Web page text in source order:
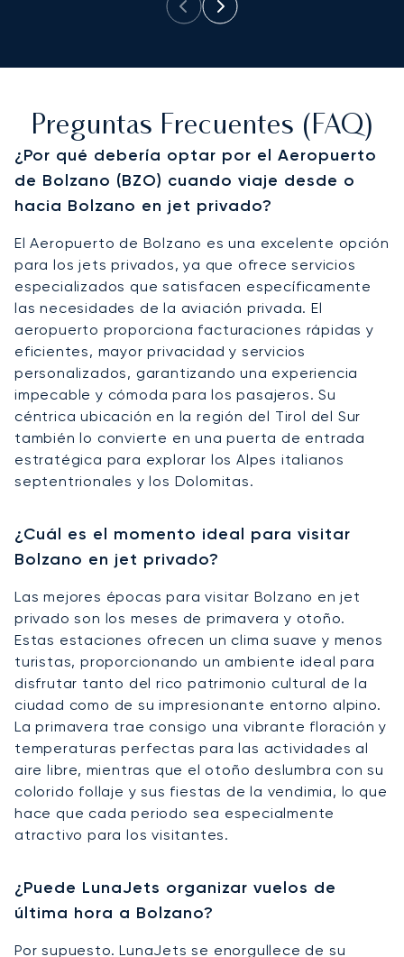
Preguntas Frecuentes (FAQ)
¿Por qué debería optar por el Aeropuerto
de Bolzano (BZO) cuando viaje desde o
hacia Bolzano en jet privado?
El Aeropuerto de Bolzano es una excelente opción
para los jets privados, ya que ofrece servicios
especializados que satisfacen específicamente
las necesidades de la aviación privada. El
aeropuerto proporciona facturaciones rápidas y
eficientes, mayor privacidad y servicios
personalizados, garantizando una experiencia
impecable y cómoda para los pasajeros. Su
céntrica ubicación en la región del Tirol del Sur
también lo convierte en una puerta de entrada
estratégica para explorar los Alpes italianos
septentrionales y los Dolomitas.
¿Cuál es el momento ideal para visitar
Bolzano en jet privado?
Las mejores épocas para visitar Bolzano en jet
privado son los meses de primavera y otoño.
Estas estaciones ofrecen un clima suave y menos
turistas, proporcionando un ambiente ideal para
disfrutar tanto del rico patrimonio cultural de la
ciudad como de su impresionante entorno alpino.
La primavera trae consigo una vibrante floración y
temperaturas perfectas para las actividades al
aire libre, mientras que el otoño deslumbra con su
colorido follaje y sus fiestas de la vendimia, lo que
hace que cada periodo sea especialmente
atractivo para los visitantes.
¿Puede LunaJets organizar vuelos de
última hora a Bolzano?
Por supuesto. LunaJets se enorgullece de su